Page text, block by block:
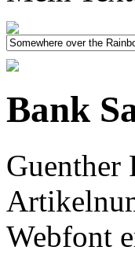
Bank
Guenther
Webfont